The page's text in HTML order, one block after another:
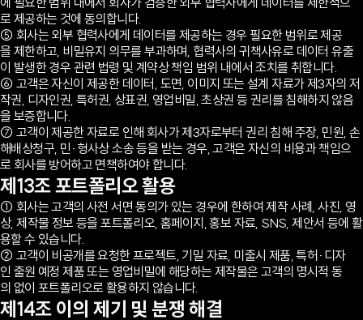
로 제공하는 것에 동의합니다.
⑤ 회사는 외부 협력사에게 데이터를 제공하는 경우 필요한 범위로 제공
을 제한하고, 비밀유지 의무를 부과하며, 협력사의 귀책사유로 데이터 유출
이 발생한 경우 관련 법령 및 계약상 책임 범위 내에서 조치를 취합니다.
⑥ 고객은 자신이 제공한 데이터, 도면, 이미지 또는 설계 자료가 제3자의 저
작권, 디자인권, 특허권, 상표권, 영업비밀, 초상권 등 권리를 침해하지 않음
을 보증합니다.
⑦ 고객이 제공한 자료로 인해 회사가 제3자로부터 권리 침해 주장, 민원, 손
해배상청구, 민·형사상 소송 등을 받는 경우, 고객은 자신의 비용과 책임으
로 회사를 방어하고 면책하여야 합니다.
제13조 포트폴리오 활용
① 회사는 고객의 사전 서면 동의가 있는 경우에 한하여 제작 사례, 사진, 영
상, 제작물 정보 등을 포트폴리오, 홈페이지, 홍보 자료, SNS, 제안서 등에 활
용할 수 있습니다.
② 고객이 비공개를 요청한 프로젝트, 기밀 자료, 미출시 제품, 특허·디자
인 출원 예정 제품 또는 영업비밀에 해당하는 제작물은 고객의 명시적 동
의 없이 포트폴리오로 활용하지 않습니다.
제14조 이의 제기 및 분쟁 해결